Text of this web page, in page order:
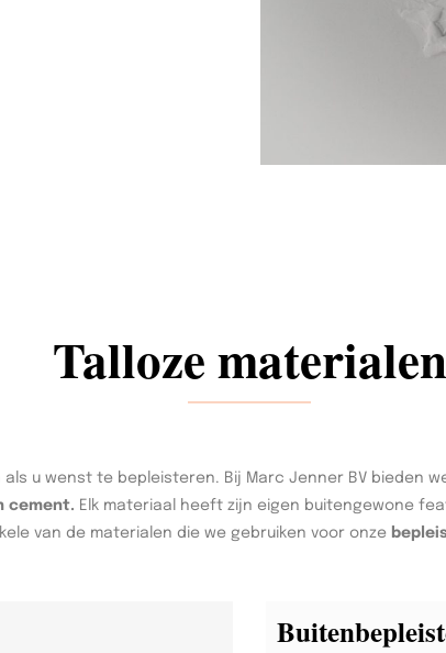
Talloze materialen
als u wenst te bepleisteren. Bij Marc Jenner BV bieden
cement. Elk materiaal heeft zijn eigen buitengewone
van de materialen die we gebruiken voor onze